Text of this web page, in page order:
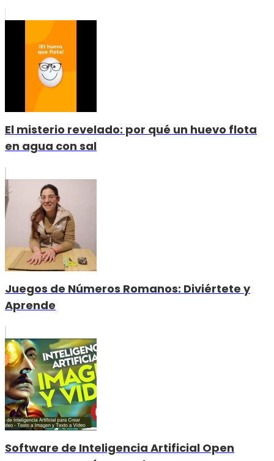
El misterio revelado: por qué un huevo flota
en agua con sal
Juegos de Números Romanos: Diviértete y
Aprende
Software de Inteligencia Artificial Open